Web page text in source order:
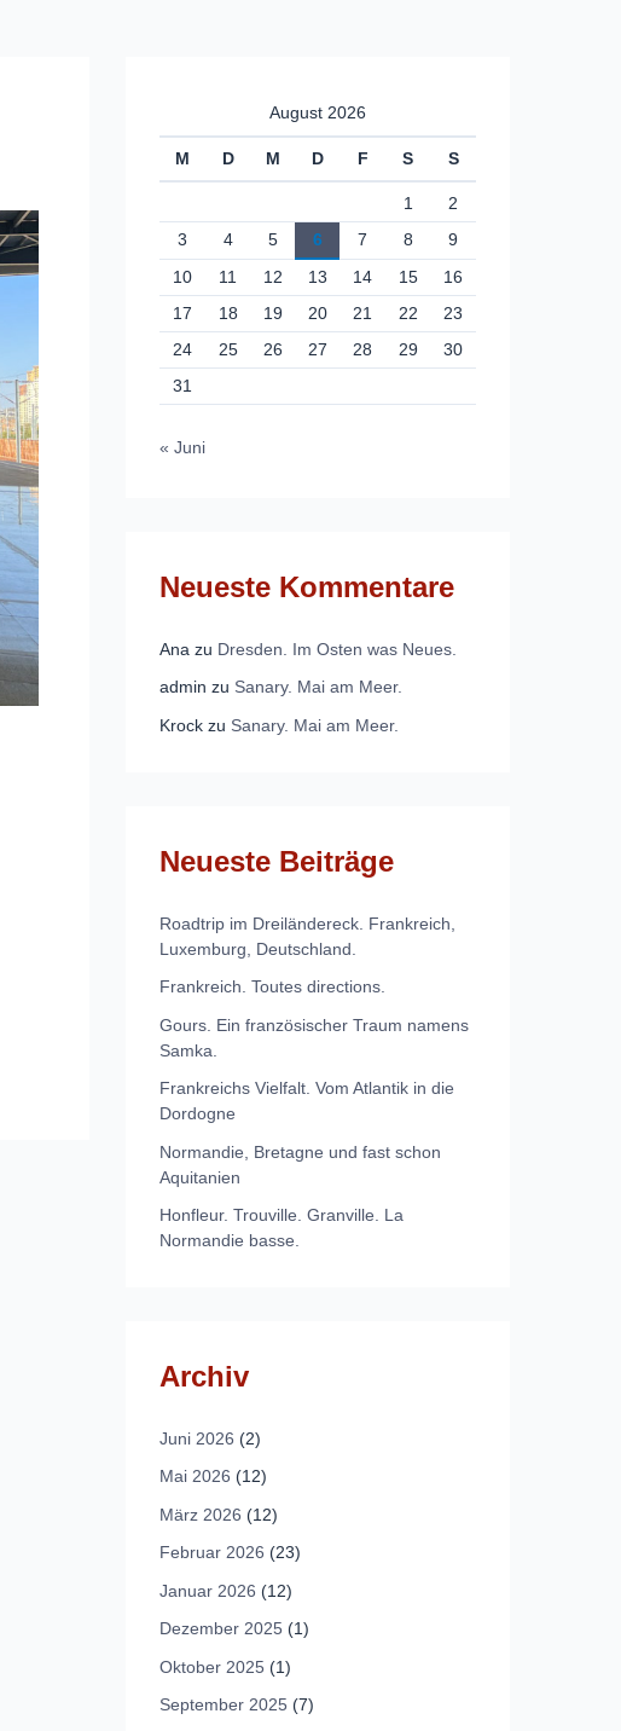
August 2026
M D M D F S S
1
2
3
4 5 6 7 8
9
10
11 12 13 14 15
16
17
18 19 20 21 22
23
24
25 26 27 28 29
30
31
« Juni
Neueste Kommentare
Ana zu Dresden. Im Osten was Neues.
admin zu Sanary. Mai am Meer.
Krock zu Sanary. Mai am Meer.
Neueste Beiträge
Roadtrip im Dreiländereck. Frankreich,
Luxemburg, Deutschland.
Frankreich. Toutes directions.
Gours. Ein französischer Traum namens
Samka.
Frankreichs Vielfalt. Vom Atlantik in die
Dordogne
Normandie, Bretagne und fast schon
Aquitanien
Honfleur. Trouville. Granville. La
Normandie basse.
Archiv
Juni 2026 (2)
Mai 2026 (12)
März 2026 (12)
Februar 2026 (23)
Januar 2026 (12)
Dezember 2025 (1)
Oktober 2025 (1)
September 2025 (7)